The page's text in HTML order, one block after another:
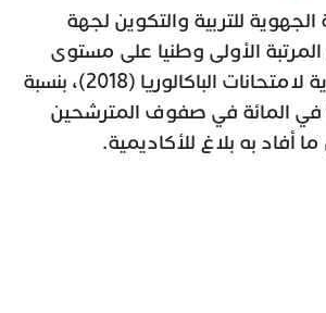
للتربية والتكوين لجهة
الأولى وطنيا على مستوى
نتائج الدورة العادية لامتحانات الباكالوريا (2018)، بنسبة
نجاح بلغت 61ر63 في المائة في صفوف المترشحين
أفاد به بلاغ للأكاديمية.